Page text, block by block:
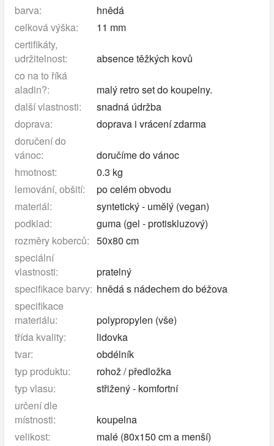
barva:
hnědá
celková výška:
11 mm
certifikáty,
udržitelnost:
absence těžkých kovů
co na to říká
aladin?:
malý retro set do koupelny.
další vlastnosti:
snadná údržba
doprava:
doprava i vrácení zdarma
doručení do
vánoc:
doručíme do vánoc
hmotnost:
0.3 kg
lemování, obšití:
po celém obvodu
materiál:
syntetický - umělý (vegan)
podklad:
guma (gel - protiskluzový)
rozměry koberců: 50x80 cm
speciální
vlastnosti:
pratelný
specifikace barvy: hnědá s nádechem do béžova
specifikace
materiálu:
polypropylen (vše)
třída kvality:
lidovka
tvar:
obdélník
typ produktu:
rohož / předložka
typ vlasu:
střižený - komfortní
určení dle
místnosti:
koupelna
velikost:
malé (80x150 cm a menší)